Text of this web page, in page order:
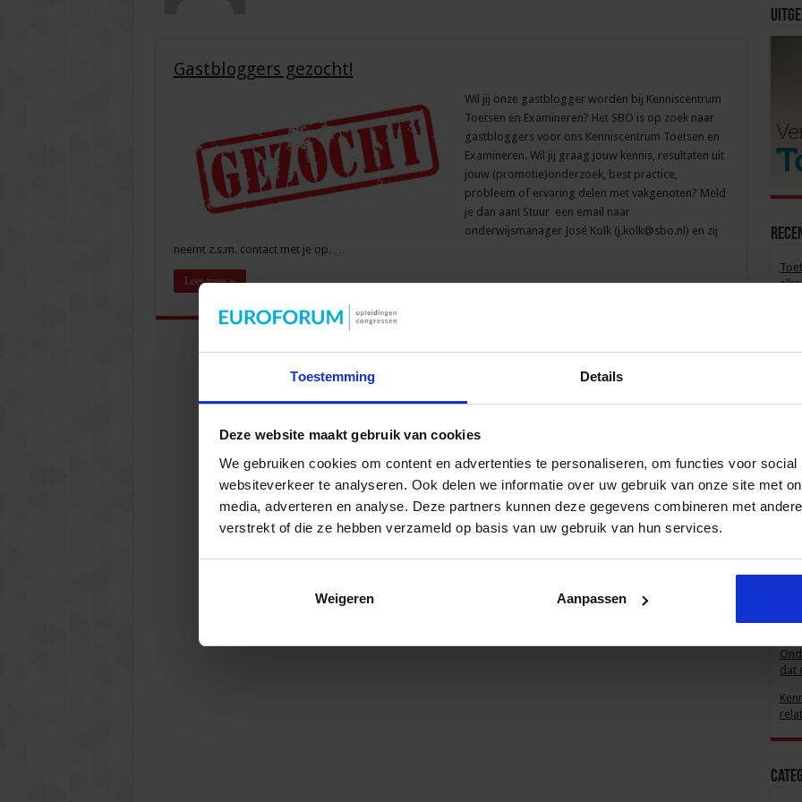
Toestemming Details
Deze website maakt gebruik van cookies
We gebruiken cookies om content en advertenties te personaliseren, om functies voor social
websiteverkeer te analyseren. Ook delen we informatie over uw gebruik van onze site met
media, adverteren en analyse. Deze partners kunnen deze gegevens combineren met
verstrekt of die ze hebben verzameld op basis van uw gebruik van hun services.
Weigeren Aanpassen
Gastbloggers gezocht!
Wil jij onze gastblogger worden bij Kenniscentrum
Toetsen en Examineren? Het SBO is op zoek naar
gastbloggers voor ons Kenniscentrum Toetsen en
Examineren. Wil jij graag jouw kennis, resultaten uit
jouw (promotie)onderzoek, best practice,
probleem of ervaring delen met vakgenoten? Meld
je dan aan! Stuur een email naar
onderwijsmanager José Kolk (j.kolk@sbo.nl) en zij
neemt z.s.m. contact met je op. …
Lees meer »
dat